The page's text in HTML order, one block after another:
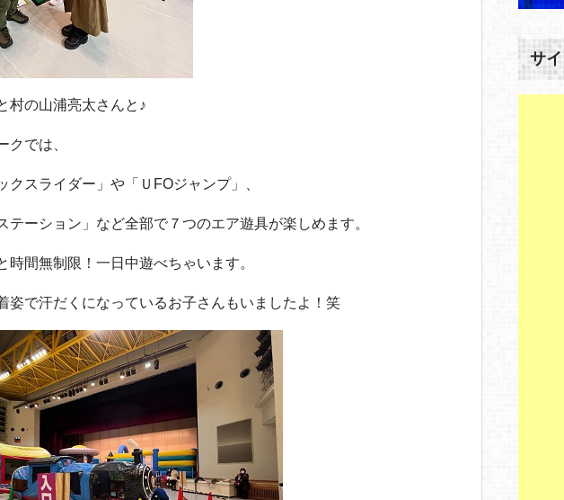
村の山浦亮太さんと♪
クでは、
クスライダー」や「ＵFOジャンプ」、
テーション」など全部で７つのエア遊具が楽しめます。
時間無制限！一日中遊べちゃいます。
姿で汗だくになっているお子さんもいましたよ！笑
サ